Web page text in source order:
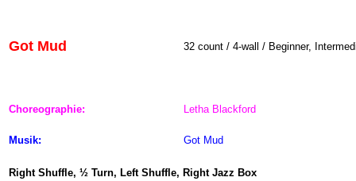
Got Mud 32 count / 4-wall / Beginner,
Choreographie: Letha Blackford
Musik: Got Mud
Right Shuffle, ½ Turn, Left Shuffle, Right Jazz Box